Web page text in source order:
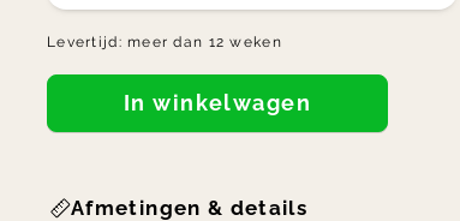
Levertijd: meer dan 12 weken
In winkelwagen
Afmetingen & details